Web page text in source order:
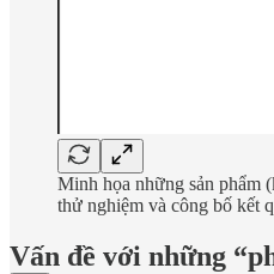
Minh họa những sản phẩm
thử nghiệm và công bố kết
Vấn đề với những